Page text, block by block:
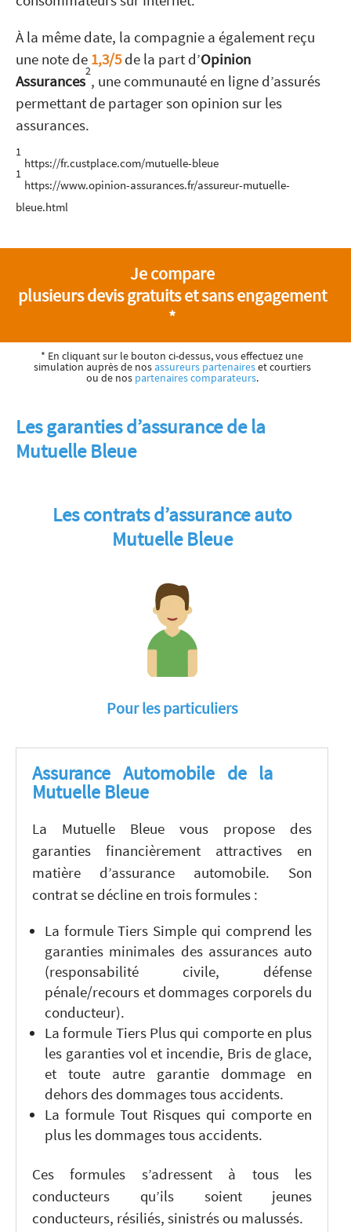
À la même date, la compagnie a également reçu
une note de 1,3/5de la part d’Opinion
Assurances
2
, une communauté en ligne d’assurés
permettant de partager son opinion sur les
assurances.
1
https://fr.custplace.com/mutuelle-bleue
1
https://www.opinion-assurances.fr/assureur-mutuelle-
bleue.html
Je compare
plusieurs devis gratuits et sans engagement
*
* En cliquant sur le bouton ci-dessus, vous effectuez une
simulation auprès de nosassureurs partenaireset courtiers
ou de nos partenaires comparateurs.
Les garanties d’assurance de la
Mutuelle Bleue
Les contrats d’assurance auto
Mutuelle Bleue
Pour les particuliers
Assurance Automobile de la
Mutuelle Bleue
La Mutuelle Bleue vous propose des
garanties financièrement attractives en
matière d’assurance automobile. Son
contrat se décline en trois formules :
La formule Tiers Simple qui comprend les
garanties minimales des assurances auto
(responsabilité civile, défense
pénale/recours et dommages corporels du
conducteur).
La formule Tiers Plus qui comporte en plus
les garanties vol et incendie, Bris de glace,
et toute autre garantie dommage en
dehors des dommages tous accidents.
La formule Tout Risques qui comporte en
plus les dommages tous accidents.
Ces formules s’adressent à tous les
conducteurs qu’ils soient jeunes
conducteurs, résiliés, sinistrés ou malussés.